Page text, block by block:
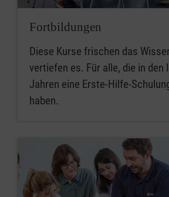
Fortbildungen
Diese Kurse frischen das
vertiefen es. Für alle, die in den
Jahren eine Erste-Hilfe-
haben.